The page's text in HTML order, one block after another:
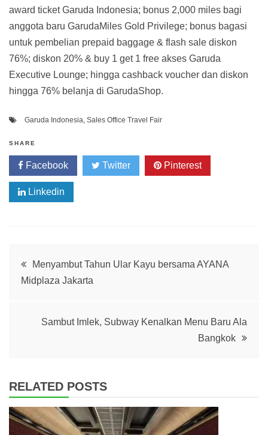
award ticket Garuda Indonesia; bonus 2,000 miles bagi
anggota baru GarudaMiles Gold Privilege; bonus bagasi
untuk pembelian prepaid baggage & flash sale diskon
76%; diskon 20% & buy 1 get 1 free akses Garuda
Executive Lounge; hingga cashback voucher dan diskon
hingga 76% belanja di GarudaShop.
Garuda Indonesia, Sales Office Travel Fair
SHARE
Facebook Twitter Pinterest
Linkedin
Post
navigation
Menyambut Tahun Ular Kayu bersama AYANA
Midplaza Jakarta
Sambut Imlek, Subway Kenalkan Menu Baru Ala
Bangkok
RELATED POSTS